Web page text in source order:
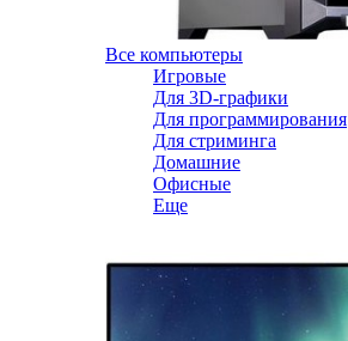
Все компьютеры
Игровые
Для 3D-графики
Для программирования
Для стриминга
Домашние
Офисные
Еще